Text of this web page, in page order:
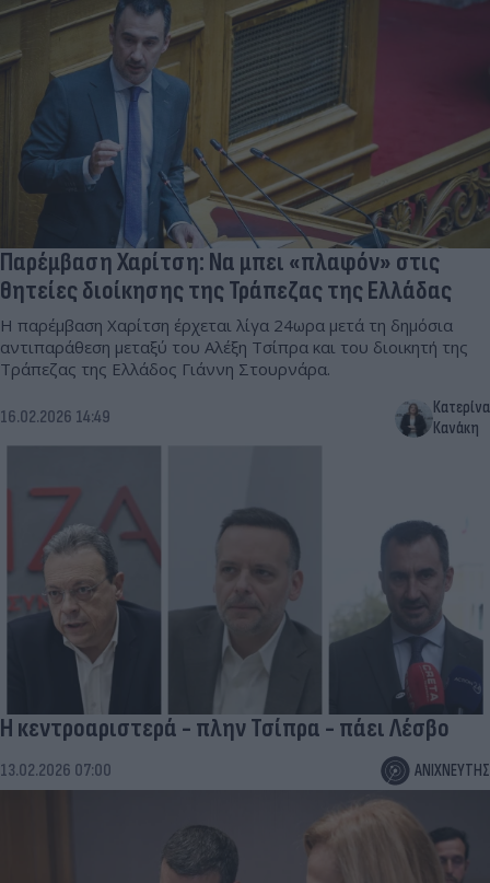
Παρέμβαση Χαρίτση: Να μπει «πλαφόν» στις
θητείες διοίκησης της Τράπεζας της Ελλάδας
Η παρέμβαση Χαρίτση έρχεται λίγα 24ωρα μετά τη δημόσια
αντιπαράθεση μεταξύ του Αλέξη Τσίπρα και του διοικητή της
Τράπεζας της Ελλάδος Γιάννη Στουρνάρα.
16.02.2026 14:49
Κατερίνα
Κανάκη
Η κεντροαριστερά - πλην Τσίπρα - πάει Λέσβο
13.02.2026 07:00 ΑΝΙΧΝΕΥΤΗΣ